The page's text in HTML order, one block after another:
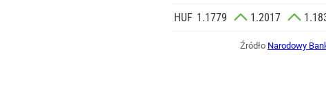
HUF 1.1779 1.2017
Źródło Narodowy